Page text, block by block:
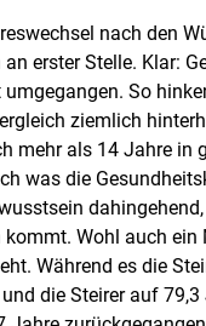
nach den
erster Stelle. Klar:
So
ziemlich
mehr als 14 Jahre in
was die
kommt. Wohl auch
Während es die
die Steirer auf